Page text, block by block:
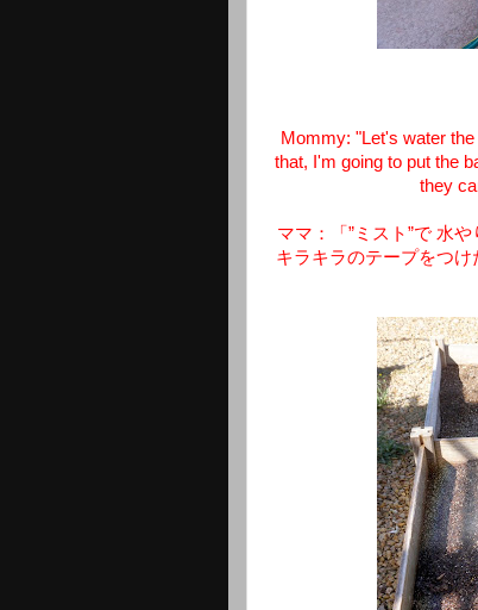
Mommy: "Let's water
that, I'm going to put the
they
ママ：「”ミスト”で 水
キラキラのテープをつ